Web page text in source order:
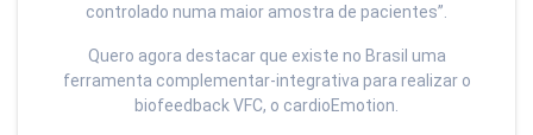
controlado numa maior amostra de pacientes”.
Quero agora destacar que existe no Brasil uma
ferramenta complementar-integrativa para realizar o
biofeedback VFC, o cardioEmotion.